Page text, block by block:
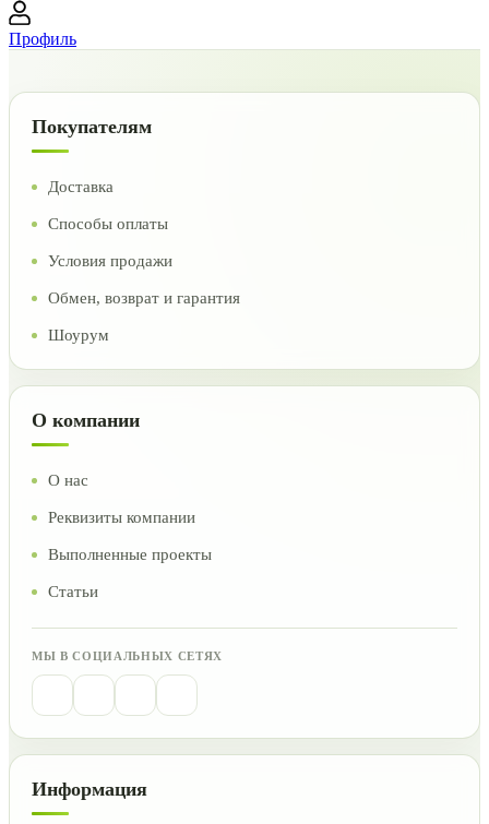
Профиль
Покупателям
Доставка
Способы оплаты
Условия продажи
Обмен, возврат и гарантия
Шоурум
О компании
О нас
Реквизиты компании
Выполненные проекты
Статьи
МЫ В СОЦИАЛЬНЫХ СЕТЯХ
Информация